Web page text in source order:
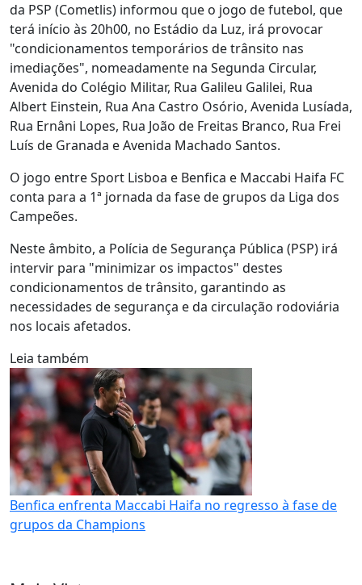
da PSP (Cometlis) informou que o jogo de futebol, que
terá início às 20h00, no Estádio da Luz, irá provocar
"condicionamentos temporários de trânsito nas
imediações", nomeadamente na Segunda Circular,
Avenida do Colégio Militar, Rua Galileu Galilei, Rua
Albert Einstein, Rua Ana Castro Osório, Avenida Lusíada,
Rua Ernâni Lopes, Rua João de Freitas Branco, Rua Frei
Luís de Granada e Avenida Machado Santos.
O jogo entre Sport Lisboa e Benfica e Maccabi Haifa FC
conta para a 1ª jornada da fase de grupos da Liga dos
Campeões.
Neste âmbito, a Polícia de Segurança Pública (PSP) irá
intervir para "minimizar os impactos" destes
condicionamentos de trânsito, garantindo as
necessidades de segurança e da circulação rodoviária
nos locais afetados.
Leia também
Benfica enfrenta Maccabi Haifa no regresso à fase de
grupos da Champions